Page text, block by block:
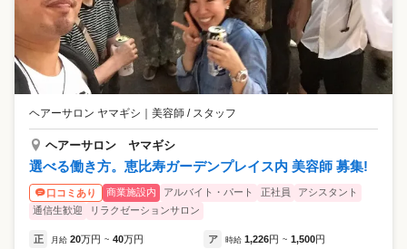
ヘアーサロン ヤマギシ 美容師 / スタッフ
ヘアーサロン ヤマギシ
選べる働き方。恵比寿ガーデンプレイス内 美容師 募集!
口コミあり 商業施設内 アルバイト・パート 正社員
アシスタント
通信生歓迎
リラクゼーションサロン
正 月給 20万円 ~ 40万円 ア 時給 1,226円 ~ 1,500円